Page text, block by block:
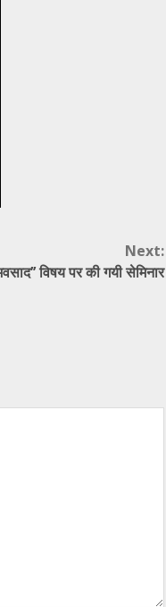
Next:
विषय पर की गयी सेमिनार